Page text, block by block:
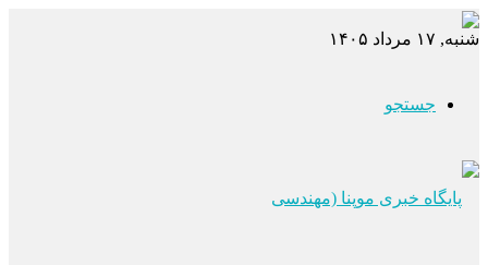
شنبه, ۱۷ مرداد ۱۴۰۵
جستجو